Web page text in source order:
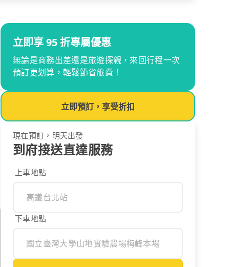
立即享 95 折專屬優惠
無論是商務出差還是旅遊探親，來回行程一次
預訂更划算，輕鬆節省旅費！
立即預訂，享受折扣
現在預訂，明天出發
到府接送直達服務
上車地點
下車地點